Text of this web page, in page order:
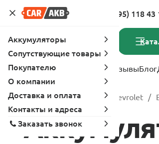
Адреса магазинов 8 (495) 118 43
Услуги Вопрос-ответ ОтзывыБлог
Главная Каталог Chevrolet
Аккумуляторы
Сопутствующие товары
Покупателю
О компании
Доставка и оплата
Контакты и адреса
Заказать звонок